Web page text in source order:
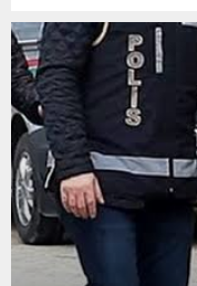
Kaya’nın haberine göre,...